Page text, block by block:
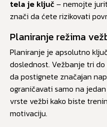
tela je ključ – nemojte
znači da ćete rizikovati
Planiranje režima
Planiranje je apsolutno
doslednost. Vežbanje tri
da postignete značajan
ograničavati samo na
vrste vežbi kako biste
motivaciju.